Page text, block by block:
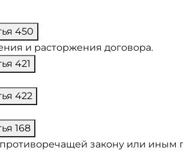
450
и расторжения договора.
421
422
168
противоречащей закону или иным